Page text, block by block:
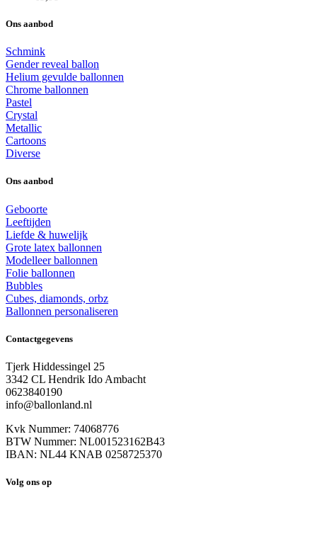
Ons aanbod
Schmink
Gender reveal ballon
Helium gevulde ballonnen
Chrome ballonnen
Pastel
Crystal
Metallic
Cartoons
Diverse
Ons aanbod
Geboorte
Leeftijden
Liefde & huwelijk
Grote latex ballonnen
Modelleer ballonnen
Folie ballonnen
Bubbles
Cubes, diamonds, orbz
Ballonnen personaliseren
Contactgegevens
Tjerk Hiddessingel 25
3342 CL Hendrik Ido Ambacht
0623840190
info@ballonland.nl
Kvk Nummer: 74068776
BTW Nummer: NL001523162B43
IBAN: NL44 KNAB 0258725370
Volg ons op